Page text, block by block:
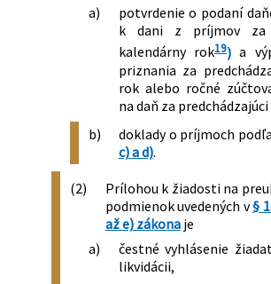
a)
potvrdenie o podaní
k dani z príjmov za
kalendárny rok19) a
priznania za
rok alebo ročné
na daň za
b)
doklady o príjmoch
c) a d).
(2)
Prílohou k žiadosti na
podmienok uvedených v§
až e) zákonaje
a)
čestné vyhlásenie
likvidácii,